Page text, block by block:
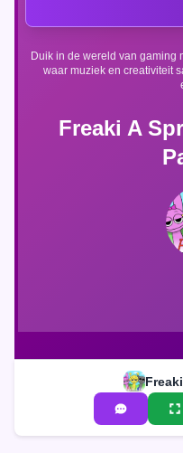
Freaki A
Duik in de wereld van gaming
waar muziek en creativiteit